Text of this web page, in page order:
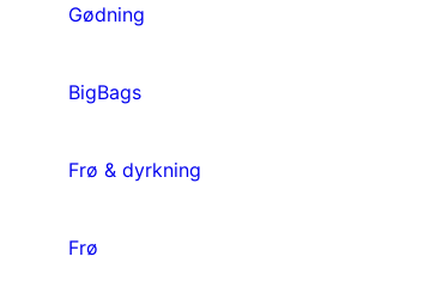
Gødning
BigBags
Frø & dyrkning
Frø